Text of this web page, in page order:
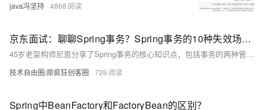
java冯坚持 4868
京东面试：聊聊Spring事务？Spring事务的10种失效场景？加入型传播和嵌套型传播有什么区别？
45岁老架构师尼恩分享了Spring事务的核心知识点，包括事务的两种管理方式（编程式和声明式）、@Transactional注解的五大属性（transactionManager、propagation、isolation、timeout、readOnly、rollbackFor）、事务的七种传播行为、事务隔离级别及其与数据库隔离级别的关系，以及Spring事务的10种失效场景。尼恩还强调了面试中如何给出高质量答案，推荐阅读《尼恩Java面试宝典PDF》以提升面试表现。更多技术资料可在公众号【技术自由圈】获取。
技术自由圈/原疯狂创客圈 726
Spring中BeanFactory和FactoryBean的区别？